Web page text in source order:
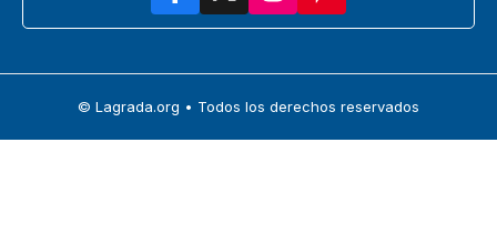
© Lagrada.org • Todos los derechos reservados